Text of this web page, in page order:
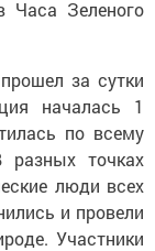
Часа Зеленого
за сутки
началась 1
по всему
точках
люди всех
и провели
Участники